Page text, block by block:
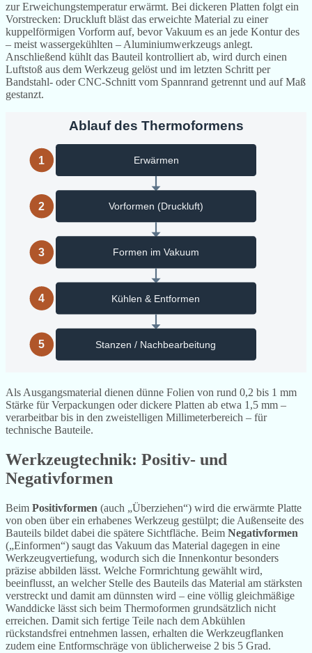
zur Erweichungstemperatur erwärmt. Bei dickeren Platten folgt ein
Vorstrecken: Druckluft bläst das erweichte Material zu einer
kuppelförmigen Vorform auf, bevor Vakuum es an jede Kontur des
– meist wassergekühlten – Aluminiumwerkzeugs anlegt.
Anschließend kühlt das Bauteil kontrolliert ab, wird durch einen
Luftstoß aus dem Werkzeug gelöst und im letzten Schritt per
Bandstahl- oder CNC-Schnitt vom Spannrand getrennt und auf Maß
gestanzt.
Ablauf des Thermoformens
1 Erwärmen
2 Vorformen (Druckluft)
3 Formen im Vakuum
4 Kühlen & Entformen
5 Stanzen / Nachbearbeitung
Als Ausgangsmaterial dienen dünne Folien von rund 0,2 bis 1 mm
Stärke für Verpackungen oder dickere Platten ab etwa 1,5 mm –
verarbeitbar bis in den zweistelligen Millimeterbereich – für
technische Bauteile.
Werkzeugtechnik: Positiv- und
Negativformen
Beim Positivformen (auch „Überziehen“) wird die erwärmte Platte
von oben über ein erhabenes Werkzeug gestülpt; die Außenseite des
Bauteils bildet dabei die spätere Sichtfläche. Beim Negativformen
(„Einformen“) saugt das Vakuum das Material dagegen in eine
Werkzeugvertiefung, wodurch sich die Innenkontur besonders
präzise abbilden lässt. Welche Formrichtung gewählt wird,
beeinflusst, an welcher Stelle des Bauteils das Material am stärksten
verstreckt und damit am dünnsten wird – eine völlig gleichmäßige
Wanddicke lässt sich beim Thermoformen grundsätzlich nicht
erreichen. Damit sich fertige Teile nach dem Abkühlen
rückstandsfrei entnehmen lassen, erhalten die Werkzeugflanken
zudem eine Entformschräge von üblicherweise 2 bis 5 Grad.